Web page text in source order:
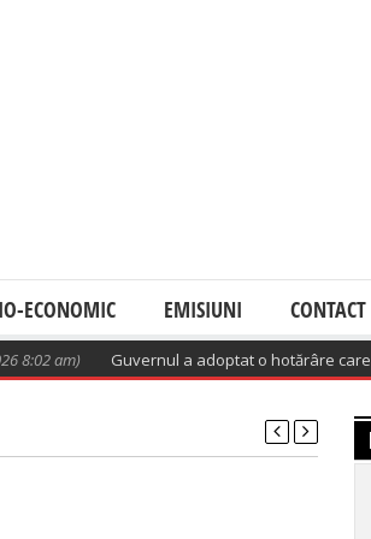
ECONOMIC EMISIUNI CONTACT
am) Guvernul a adoptat o hotărâre care